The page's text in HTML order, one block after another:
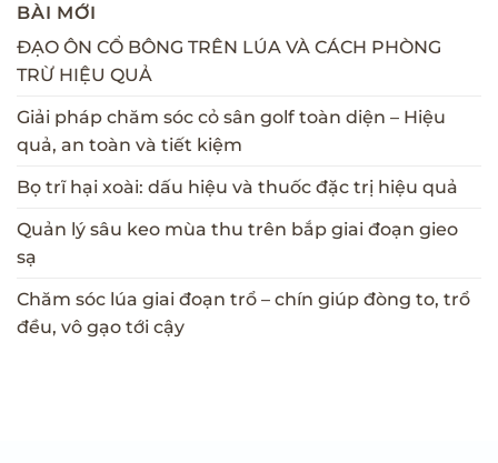
BÀI MỚI
ĐẠO ÔN CỔ BÔNG TRÊN LÚA VÀ CÁCH PHÒNG
TRỪ HIỆU QUẢ
Giải pháp chăm sóc cỏ sân golf toàn diện – Hiệu
quả, an toàn và tiết kiệm
Bọ trĩ hại xoài: dấu hiệu và thuốc đặc trị hiệu quả
Quản lý sâu keo mùa thu trên bắp giai đoạn gieo
sạ
Chăm sóc lúa giai đoạn trổ – chín giúp đòng to, trổ
đều, vô gạo tới cậy